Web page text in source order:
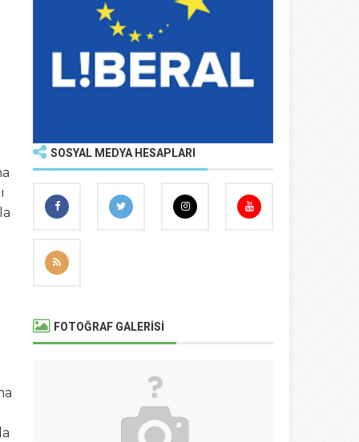
SOSYAL MEDYA HESAPLARI
FOTOĞRAF GALERİSİ